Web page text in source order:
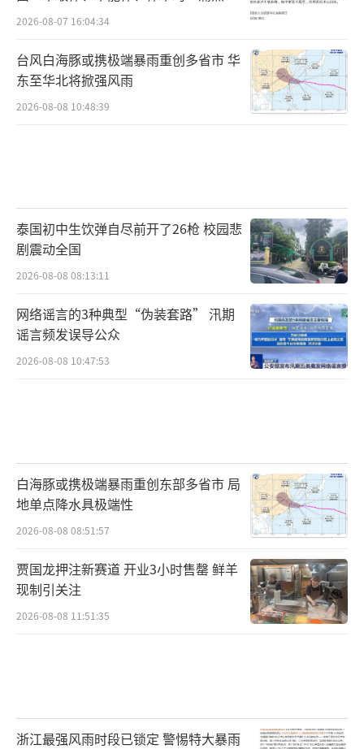
2026-08-07 16:04:34
台风白海豚或携极端暴雨重创多省市 华
东至华北将掀强风雨
2026-08-08 10:48:39
泰国初中生饮弹自尽前开了26枪 校园悲
剧震动全国
2026-08-08 08:13:11
网络谣言的3种典型“伪装套路” 汛期
谣言频发误导公众
2026-08-08 10:47:53
白海豚或携极端暴雨重创东部多省市 局
地单点降水具极端性
2026-08-08 08:51:57
贾国龙押注新赛道 开业3小时售罄 鲜羊
现制引关注
2026-08-08 11:51:35
浙江最强风雨时段已锁定 警惕特大暴雨